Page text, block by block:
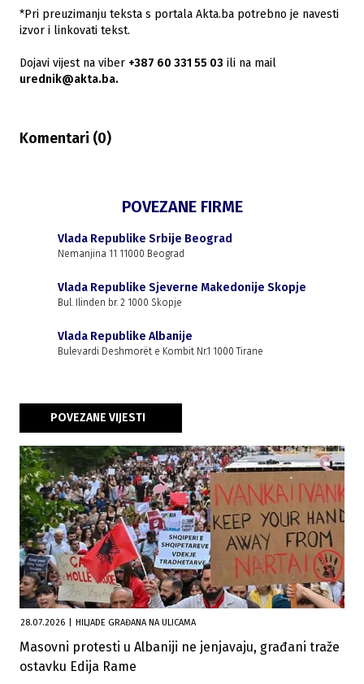
*Pri preuzimanju teksta s portala Akta.ba potrebno je navesti
izvor i linkovati tekst.
Dojavi vijest na viber +387 60 331 55 03 ili na mail
urednik@akta.ba.
Komentari (0)
POVEZANE FIRME
Vlada Republike Srbije Beograd
Nemanjina 11 11000 Beograd
Vlada Republike Sjeverne Makedonije Skopje
Bul. Ilinden br. 2 1000 Skopje
Vlada Republike Albanije
Bulevardi Deshmorët e Kombit Nr.1 1000 Tirane
POVEZANE VIJESTI
28.07.2026 HILJADE GRAĐANA NA ULICAMA
Masovni protesti u Albaniji ne jenjavaju, građani traže
ostavku Edija Rame